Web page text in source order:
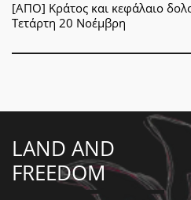
[ΑΠΟ] Κράτος και κεφάλαιο
Τετάρτη 20 Νοέμβρη
LAND AND
FREEDOM